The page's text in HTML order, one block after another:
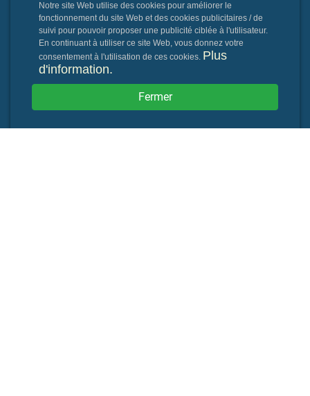
Notre site Web utilise des cookies pour améliorer le
fonctionnement du site Web et des cookies publicitaires / de
suivi pour pouvoir proposer une publicité ciblée à l'utilisateur.
En continuant à utiliser ce site Web, vous donnez votre
consentement à l'utilisation de ces cookies. Plus
d'information.
Fermer